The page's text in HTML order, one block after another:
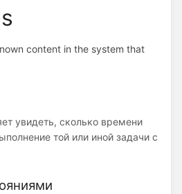
content in the system that
увидеть, сколько времени
той или иной задачи с